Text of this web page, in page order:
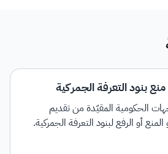
بنود التعرفة الجمركية
الحكومية المقيّدة من تقديم
أو الرفع لبنود التعرفة الجمركية.